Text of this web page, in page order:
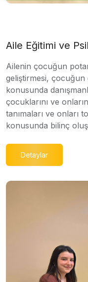
Aile Eğitimi ve
Ailenin çocuğun
geliştirmesi, çocuğun
konusunda
çocuklarını ve
tanımaları ve onları
konusunda bilinç
Detaylar